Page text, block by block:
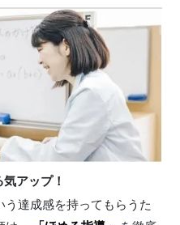
アップ！
う達成感を持ってもらうた